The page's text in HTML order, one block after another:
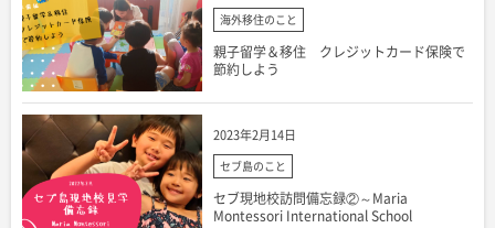
海外移住のこと
親子留学＆移住 クレジットカード保険で
節約しよう
2023年2月14日
セブ島のこと
セブ現地校訪問備忘録②～Maria
Montessori International School